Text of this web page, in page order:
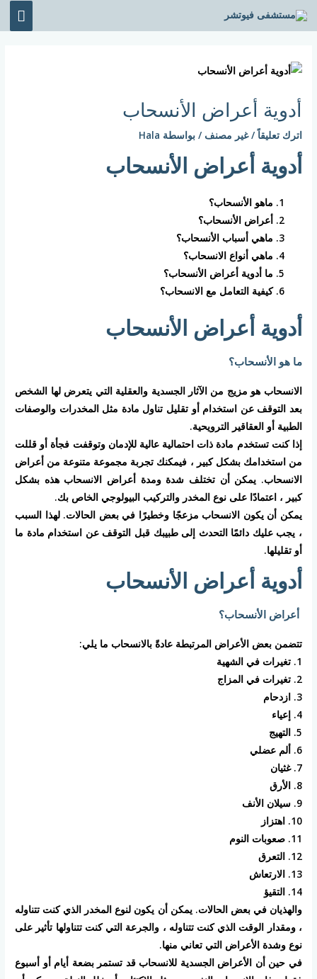
تخطي
إلى
أدوية أعراض الأنسحاب
اترك تعليقاً /غير مصنف / بواسطة Hala
أدوية أعراض الأنسحاب
ماهو الأنسحاب؟
أعراض الأنسحاب؟
ماهي أسباب الأنسحاب؟
ماهي أنواع الانسحاب؟
ما أدوية أعراض الأنسحاب؟
كيفية التعامل مع الانسحاب؟
أدوية أعراض الأنسحاب
ما هو الأنسحاب؟
الانسحاب هو مزيج من الآثار الجسدية والعقلية التي يتعرض لها الشخص
بعد التوقف عن استخدام أو تقليل تناول مادة مثل المخدرات والوصفات
الطبية أو العقاقير الترويحية.
إذا كنت تستخدم مادة ذات احتمالية عالية للإدمان وتوقفت فجأة أو قللت
من استخدامك بشكل كبير ، فيمكنك تجربة مجموعة متنوعة من أعراض
الانسحاب. يمكن أن تختلف شدة ومدة أعراض الانسحاب هذه بشكل
كبير ، اعتمادًا على نوع المخدر والتركيب البيولوجي الخاص بك.
يمكن أن يكون الانسحاب مزعجًا وخطيرًا في بعض الحالات. لهذا السبب
، يجب عليك دائمًا التحدث إلى طبيبك قبل التوقف عن استخدام مادة ما
أو تقليلها.
أدوية أعراض الأنسحاب
أعراض الأنسحاب؟
تتضمن بعض الأعراض المرتبطة عادةً بالانسحاب ما يلي:
1. تغيرات في الشهية
2. تغيرات في المزاج
3. ازدحام
4. إعياء
5. التهيج
6. ألم عضلي
7. غثيان
8. الأرق
9. سيلان الأنف
10. اهتزاز
11. صعوبات النوم
12. التعرق
13. الارتعاش
14. التقيؤ
والهذيان في بعض الحالات. يمكن أن يكون لنوع المخدر الذي كنت تتناوله
، ومقدار الوقت الذي كنت تتناوله ، والجرعة التي كنت تتناولها تأثير على
نوع وشدة الأعراض التي تعاني منها.
في حين أن الأعراض الجسدية للانسحاب قد تستمر بضعة أيام أو أسبوع
navigation